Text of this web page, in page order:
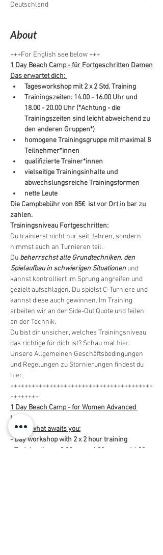
Deutschland
About
+++For English see below +++
1 Day Beach Camp - für Fortgeschritten Damen
Das erwartet dich:
Tagesworkshop mit 2 x 2 Std. Training
Trainingszeiten: 14.00 - 16.00 Uhr und
18.00 - 20.00 Uhr (*Achtung - die
Trainingszeiten sind leicht abweichend zu
den anderen Gruppen*)
homogene Trainingsgruppe mit maximal 8
Teilnehmer*innen
qualifizierte Trainer*innen
vielseitige Trainingsinhalte und
abwechslungsreiche Trainingsformen
nette Leute
Die Campbebühr von 85€  ist vor Ort in bar zu
zahlen.
Trainingsniveau Fortgeschritten:
Du trainierst nicht nur seit Jahren, sondern
nimmst auch an Turnieren teil.
Du beherrschst alle Grundtechniken, den
Spielaufbau in schwierigen Situationen und
kannst kontrolliert im Sprung angreifen und
gezielt aufschlagen. Du spielst C-Turniere und
kannst diese auch gewinnen. Im Training
arbeiten wir an der Side-Out Quote und feilen
an der Technik.
Du bist dir unsicher, welches Trainingsniveau
das richtige für dich ist? Schau mal hier.
Unsere Allgemeinen Geschäftsbedingungen
und Regelungen zu Stornierungen findest du
hier.
++++++++++++++++++++++++++++++++++++++++
++++++++
1 Day Beach Camp - for Women Advanced
Level
This is what awaits you:
- Day workshop with 2 x 2 hour training
- Training times: 2:00 p.m. - 4:00 p.m. and 6:00